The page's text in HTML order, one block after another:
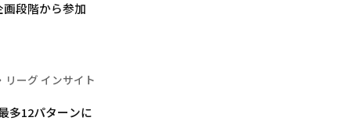
段階から参加
リーグ インサイト
多12パターンに